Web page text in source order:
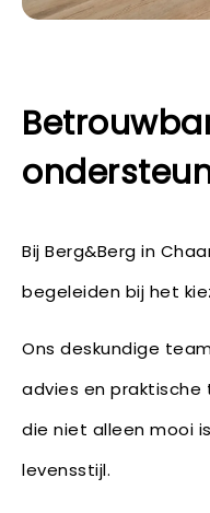
Bij Berg&Berg in
begeleiden bij het
Ons deskundige
advies en praktische
die niet alleen mooi
levensstijl.